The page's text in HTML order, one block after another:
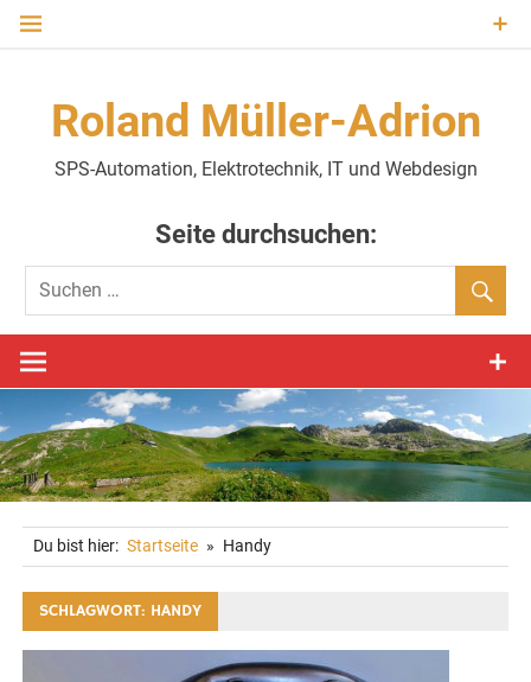
Zum
Roland Müller-Adrion
SPS-Automation, Elektrotechnik, IT und Webdesign
Seite durchsuchen:
Du bist hier: Startseite Handy
SCHLAGWORT: HANDY